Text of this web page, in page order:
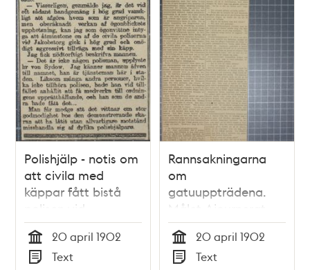
Polishjälp - notis om
att civila med
käppar fått bistå
polisen vid
demonstration 1902
Tid
20 april 1902
Text
Rannsakningarna
om
gatuuppträdena.
Målet Ajournerat -
Åklagare yrkar
ansvar för uppror -
pressklipp 1902
Tid
20 april 1902
Text